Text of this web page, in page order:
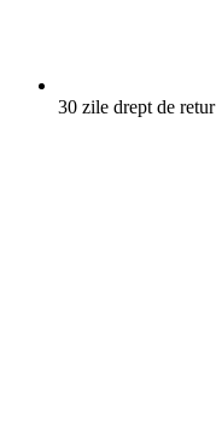
30 zile drept de retur